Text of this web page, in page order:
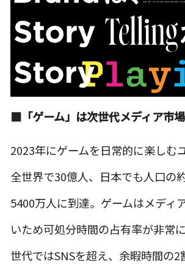
■「ゲーム」は次世代メディア市
2023年にゲームを日常的に楽しむ
全世界で30億人、日本でも人口の
5400万人に到達。ゲームはメディ
いため可処分時間の占有率が非常
世代ではSNSを超え、余暇時間の2